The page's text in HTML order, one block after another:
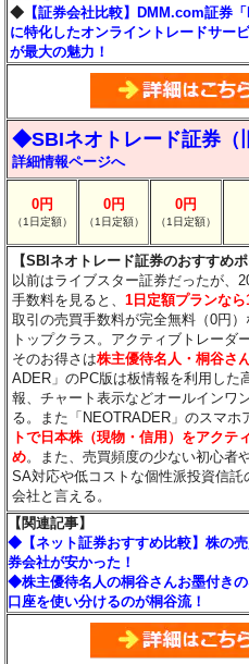
◆ 【証券会社比較】DMM.com証券
に特化したオンライントレードサー
が最大の魅力！
◆SBIネオトレード証券（
詳細情報ページへ
0円
（1日定額）
0円
（1日定額）
0円
（1日定額）
【SBIネオトレード証券のおすすめポ
以前はライブスター証券だったが、
手数料を見ると、1日定額プランな
取引の売買手数料が完全無料（0円
トップクラス。アクティブトレーダ
そのお得さは株主優待名人・桐谷さ
ADER」のPC版は板情報を利用した
報、チャート表示などオールインワ
る。また「NEOTRADER」のスマ
トで日本株（現物・信用）をアクテ
め。また、売買頻度の少ない初心者
SA対応や低コストな個性派投資信
会社と言える。
【関連記事】
◆【ネット証券おすすめ比較】株の
券会社が安かった！
◆株主優待名人の桐谷さんお墨付き
口座を使い分けるのが桐谷流！